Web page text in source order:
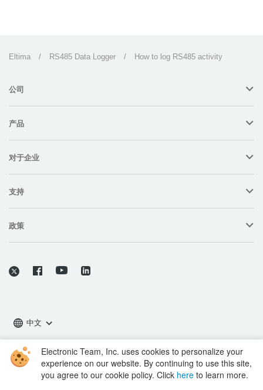
Electronic Team, Inc. uses cookies to personalize your
experience on our website. By continuing to use this site,
you agree to our cookie policy. Click here to learn more.
Eltima / RS485 Data Logger / How to log RS485 activity
公司
产品
对于企业
支持
政策
中文
版权所有 © 2026 Electronic Team, Inc., 其附属公司和许可方。 法律信息。
11890 Sunrise Valley Dr, Ste 111, Reston, VA 20191, USA • +12023358465 •